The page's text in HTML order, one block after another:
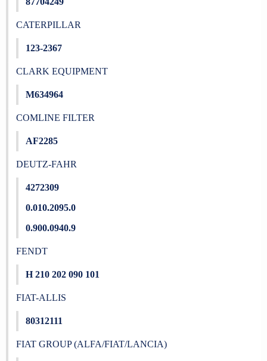
CATERPILLAR
123-2367
CLARK EQUIPMENT
M634964
COMLINE FILTER
AF2285
DEUTZ-FAHR
4272309
0.010.2095.0
0.900.0940.9
FENDT
H 210 202 090 101
FIAT-ALLIS
80312111
FIAT GROUP (ALFA/FIAT/LANCIA)